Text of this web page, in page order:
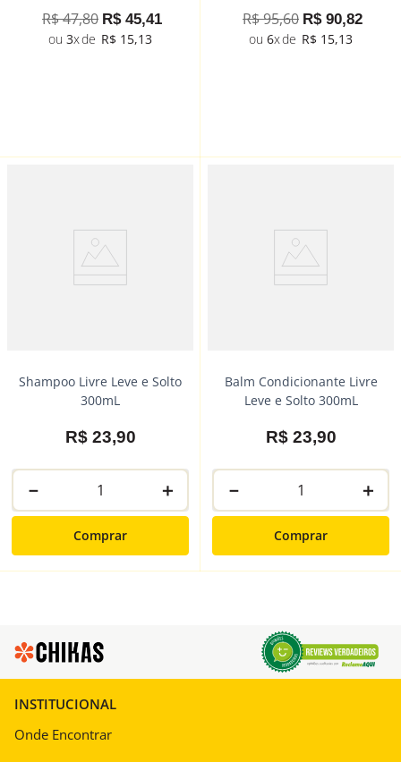
R$47,80 R$ 45,41
3
R$ 15,13
Comprar
R$95,60 R$ 90,82
6
R$ 15,13
Comprar
Shampoo Livre Leve e Solto
300mL
R$ 23,90
＋
－
Comprar
Balm Condicionante Livre
Leve e Solto 300mL
R$ 23,90
＋
－
Comprar
INSTITUCIONAL
Onde Encontrar